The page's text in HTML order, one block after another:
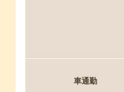
車通勤